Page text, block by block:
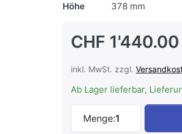
Höhe
378 mm
CHF 1'440.00
inkl. MwSt. zzgl.
Ab Lager lieferbar,
Menge:1